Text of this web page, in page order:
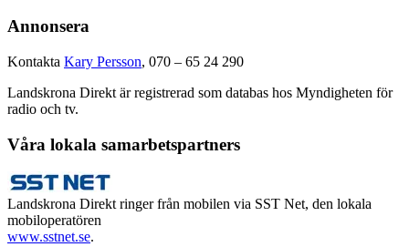
Annonsera
Kontakta Kary Persson, 070 – 65 24 290
Landskrona Direkt är registrerad som databas hos Myndigheten för
radio och tv.
Våra lokala samarbetspartners
Landskrona Direkt ringer från mobilen via SST Net, den lokala
mobiloperatören
www.sstnet.se.